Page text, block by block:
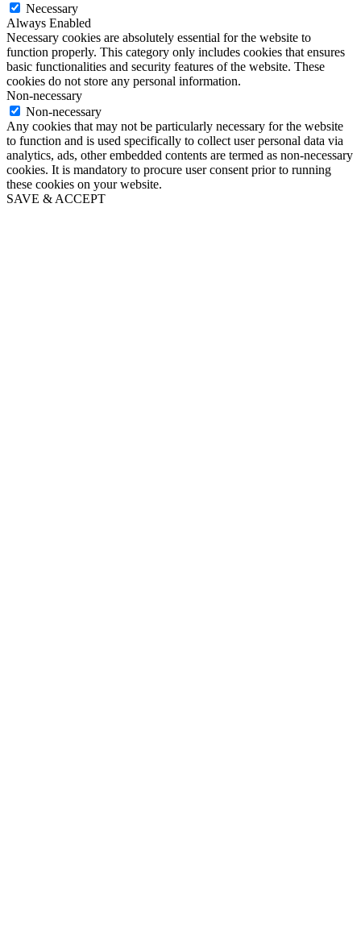
Necessary
Always Enabled
Necessary cookies are absolutely essential for the website to
function properly. This category only includes cookies that ensures
basic functionalities and security features of the website. These
cookies do not store any personal information.
Non-necessary
Non-necessary
Any cookies that may not be particularly necessary for the website
to function and is used specifically to collect user personal data via
analytics, ads, other embedded contents are termed as non-necessary
cookies. It is mandatory to procure user consent prior to running
these cookies on your website.
SAVE & ACCEPT